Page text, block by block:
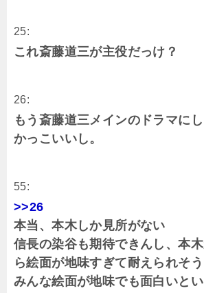
25:
これ斎藤道三が主役だっけ？
26:
もう斎藤道三メインのドラマに
かっこいいし。
55:
>>26
本当、本木しか見所がない
信長の染谷も期待できんし、本
ら絵面が地味すぎて耐えられそ
みんな絵面が地味でも面白いと